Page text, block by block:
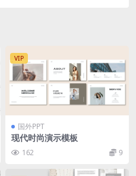
VIP
国外PPT
现代时尚演示模板
162 9